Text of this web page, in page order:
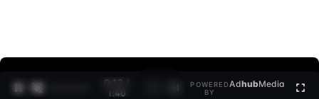
0:12 /
1:40
POWERED
BY
AdhubMedia